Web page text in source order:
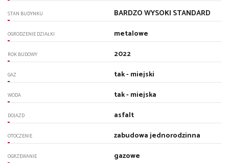
STAN BUDYNKU BARDZO WYSOKI STANDARD
OGRODZENIE DZIAŁKI metalowe
ROK BUDOWY 2022
GAZ tak - miejski
WODA tak - miejska
DOJAZD asfalt
OTOCZENIE zabudowa jednorodzinna
OGRZEWANIE gazowe